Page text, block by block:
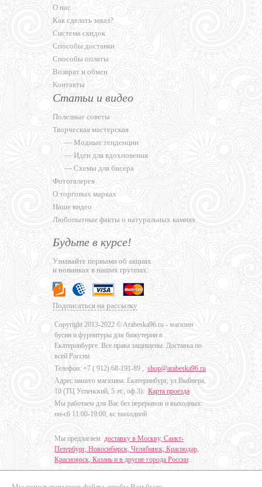
О нас
Как сделать заказ?
Система скидок
Способы доставки
Способы оплаты
Возврат и обмен
Контакты
Статьи и видео
Полезные советы
Творческая мастерская
— Модные тенденции
— Идеи для вдохновения
— Схемы для бисера
Фотогалерея
О торговых марках
Наше видео
Любопытные факты о натуральных камнях
Будьте в курсе!
Узнавайте первыми об акциях
и новинках в наших группах:
Подписаться на рассылку
Copyright 2013-2022 © Arabeska96.ru - магазин
бусин и фурнитуры для бижутерии в
Екатеринбурге. Все права защищены. Доставка по
всей России.
Телефон: +7 ( 912) 68-191-89 , shop@arabeska96.ru
Адрес нашего магазина: Екатеринбург, ул.Выйнера,
10 (ТЦ Успенский, 5 эт., оф.3). Карта проезда
Мы работаем для Вас без перерывов и выходных:
пн-сб 11:00-19:00, вс выходной
Мы предлагаем доставку в Москву, Санкт-
Петербург, Новосибирск, Челябинск, Краснодар,
Красноярск, Казань и в другие города России .